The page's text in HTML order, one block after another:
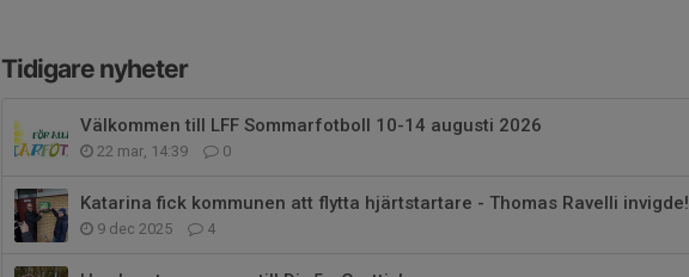
Tidigare nyheter
Välkommen till LFF Sommarfotboll 10-14 augusti 2026
22 mar, 14:39 0
Katarina fick kommunen att flytta hjärtstartare - Thomas Ravelli invigde!
9 dec 2025 4